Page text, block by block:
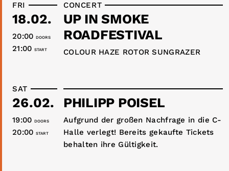
FRI
18.02.
DOORS
20:00
START
21:00
CONCERT
UP IN SMOKE
ROADFESTIVAL
COLOUR HAZE ROTOR SUNGRAZER
SAT
26.02.
DOORS
19:00
START
20:00
PHILIPP POISEL
Aufgrund der großen Nachfrage in die C-
Halle verlegt! Bereits gekaufte Tickets
behalten ihre Gültigkeit.